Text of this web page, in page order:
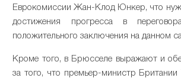
Еврокомиссии Жан-Клод Юнкер, что
достижения прогресса в
положительного заключения на данном
Кроме того, в Брюсселе выражают и
за того, что премьер-министр Британии